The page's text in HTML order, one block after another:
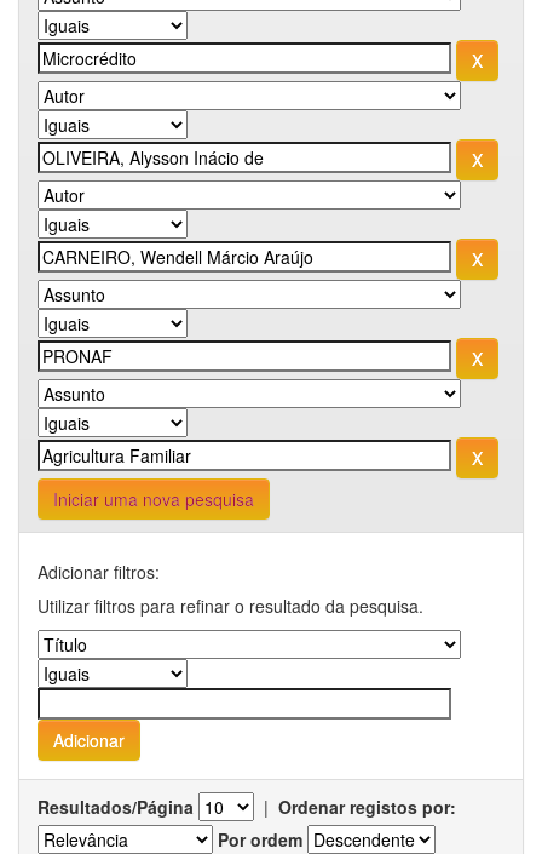
Iniciar uma nova pesquisa
Adicionar filtros:
Utilizar filtros para refinar o resultado da pesquisa.
Resultados/Página | Ordenar registos por:
Por ordem